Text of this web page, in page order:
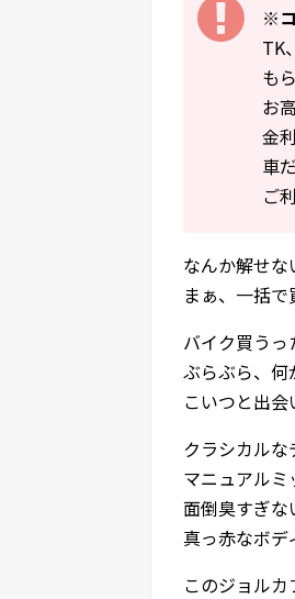
※
TK
も
お
金
車
ご
なんか解せな
まぁ、一括で
バイク買うっ
ぶらぶら、何
こいつと出会
クラシカルな
マニュアルミ
面倒臭すぎな
真っ赤なボデ
このジョル